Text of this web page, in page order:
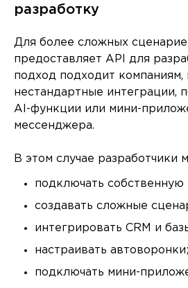
разработку
Для более сложных
предоставляет API для
подход подходит
нестандартные интеграции,
AI-функции или мини-
мессенджера.
В этом случае разработчики
подключать собственную
создавать сложные
интегрировать CRM и
настраивать автоворонки;
подключать мини-